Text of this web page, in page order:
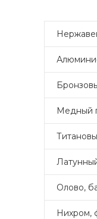
Медный
Олово,
Нихром,